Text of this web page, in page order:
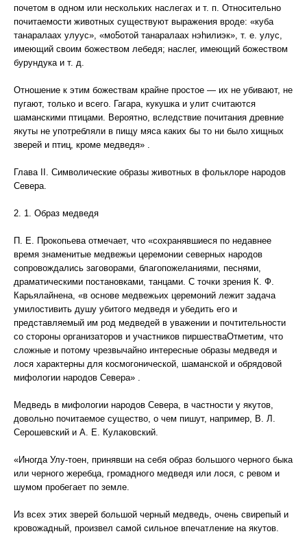
почетом в одном или нескольких наслегах и т. п. Относительно
почитаемости животных существуют выражения вроде: «куба
танаралаах улуус», «мо5отой танаралаах нэhилиэк», т. е. улус,
имеющий своим божеством лебедя; наслег, имеющий божеством
бурундука и т. д.
Отношение к этим божествам крайне простое — их не убивают, не
пугают, только и всего. Гагара, кукушка и улит считаются
шаманскими птицами. Вероятно, вследствие почитания древние
якуты не употребляли в пищу мяса каких бы то ни было хищных
зверей и птиц, кроме медведя» .
Глава II. Символические образы животных в фольклоре народов
Севера.
2. 1. Образ медведя
П. Е. Прокопьева отмечает, что «сохранявшиеся по недавнее
время знаменитые медвежьи церемонии северных народов
сопровождались заговорами, благопожеланиями, песнями,
драматическими постановками, танцами. С точки зрения К. Ф.
Карьялайнена, «в основе медвежьих церемоний лежит задача
умилостивить душу убитого медведя и убедить его и
представляемый им род медведей в уважении и почтительности
со стороны организаторов и участников пиршестваОтметим, что
сложные и потому чрезвычайно интересные образы медведя и
лося характерны для космогонической, шаманской и обрядовой
мифологии народов Севера» .
Медведь в мифологии народов Севера, в частности у якутов,
довольно почитаемое существо, о чем пишут, например, В. Л.
Серошевский и А. Е. Кулаковский.
«Иногда Улу-тоен, принявши на себя образ большого черного быка
или черного жеребца, громадного медведя или лося, с ревом и
шумом пробегает по земле.
Из всех этих зверей большой черный медведь, очень свирепый и
кровожадный, произвел самой сильное впечатление на якутов.